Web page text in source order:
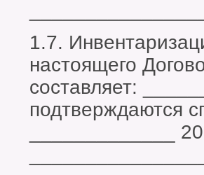
1.7.
настоящего
составляет:
подтверждаются
_____________